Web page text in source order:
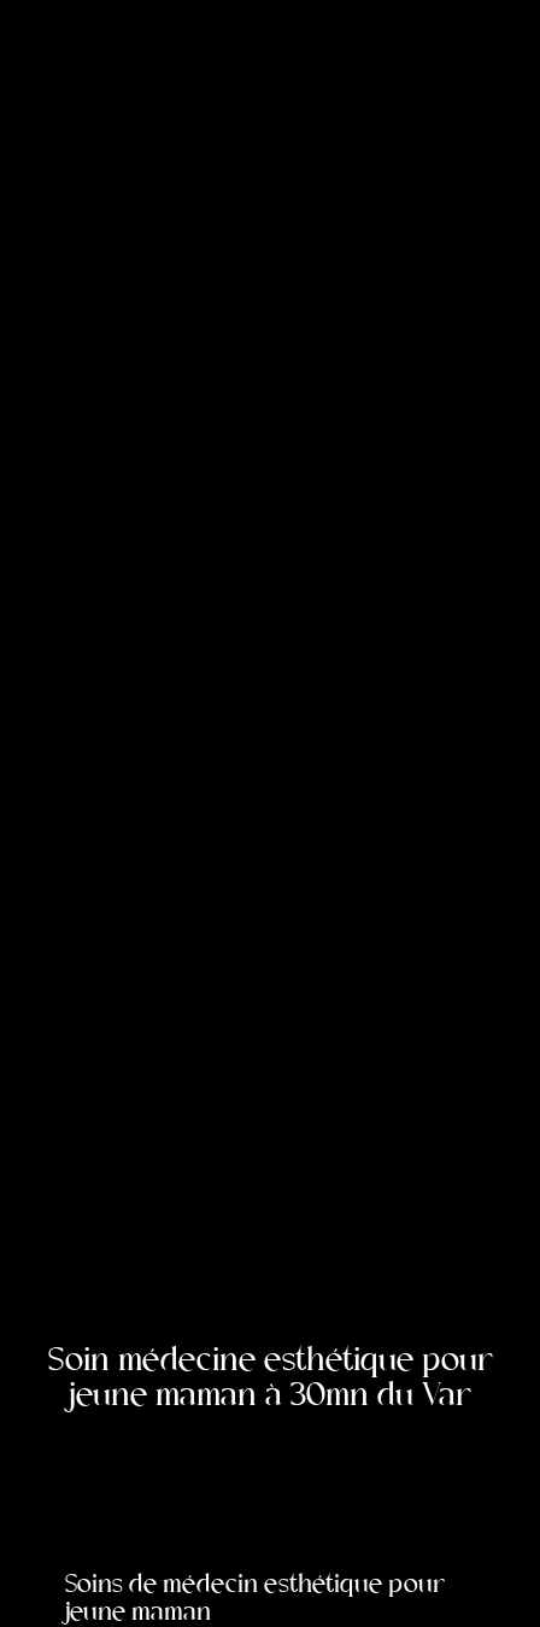
Soin médecine esthétique pour
jeune maman à 30mn du Var
Soins de médecin esthétique pour
jeune maman